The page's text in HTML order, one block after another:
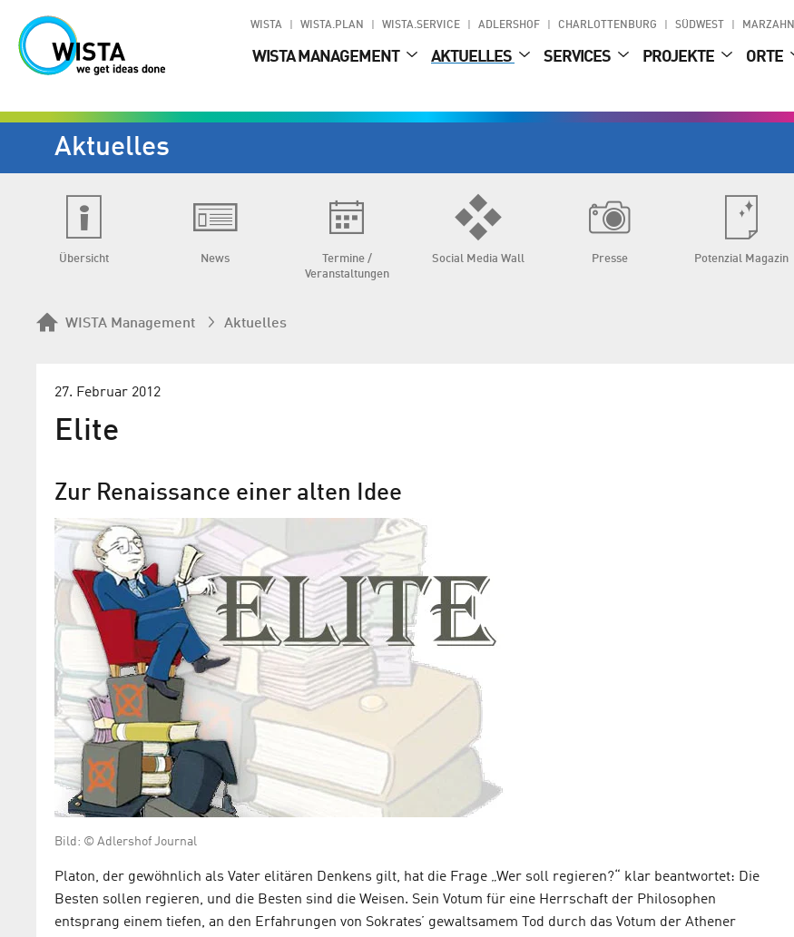
WISTA WISTA.PLAN WISTA.SERVICE ADLERSHOF CHARLOTTENBURG SÜDWEST MARZAHN
WISTA MANAGEMENT AKTUELLES SERVICES PROJEKTE ORTE
Aktuelles
Übersicht News
Termine /
Veranstaltungen
Social Media Wall Presse Potenzial Magazin
WISTA Management Aktuelles
27. Februar 2012
Elite
Zur Renaissance einer alten Idee
Bild: © Adlershof Journal
Platon, der gewöhnlich als Vater elitären Denkens gilt, hat die Frage „Wer soll regieren?“ klar beantwortet: Die
Besten sollen regieren, und die Besten sind die Weisen. Sein Votum für eine Herrschaft der Philosophen
entsprang einem tiefen, an den Erfahrungen von Sokrates’ gewaltsamem Tod durch das Votum der Athener
Klimatische Wahrscheinlichkeiten
Mathematische Modelle für Temperaturübergänge
in der Eiszeit